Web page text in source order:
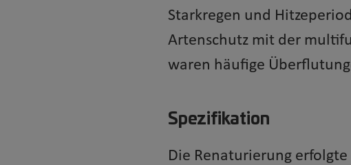
Starkregen und
Artenschutz mit der
waren häufige
Spezifikation
Die Renaturierung